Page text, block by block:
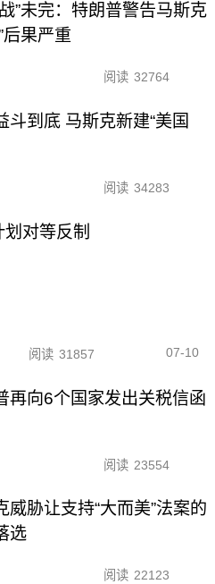
”未完：特朗普警告马斯克
后果严重
阅读 32764
斗到底 马斯克新建“美国
阅读 34283
对等反制
阅读 31857 07-10
再向6个国家发出关税信函
阅读 23554
威胁让支持“大而美”法案的
选
阅读 22123